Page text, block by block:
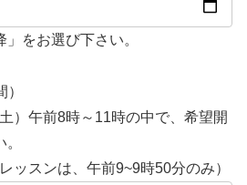
をお選び下さい。
）午前8時～11時の中で、希望開
ッスンは、午前9~9時50分のみ）